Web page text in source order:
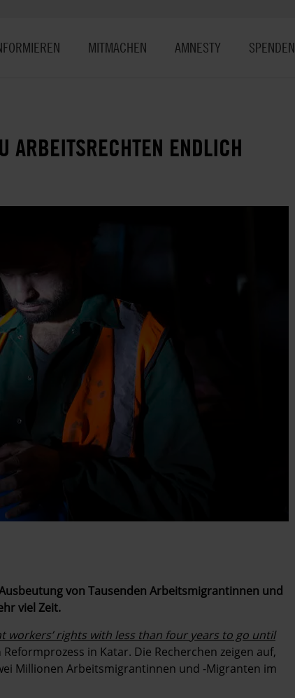
MITMACHEN AMNESTY SPENDEN
ARBEITSRECHTEN ENDLICH
von Tausenden Arbeitsmigrantinnen und
viel Zeit.
workers’ rights with less than four years to go until
Reformprozess in Katar. Die Recherchen zeigen auf,
Millionen Arbeitsmigrantinnen und -Migranten im